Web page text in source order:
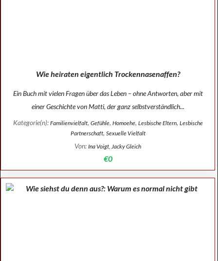
Wie heiraten eigentlich Trockennasenaffen?
Ein Buch mit vielen Fragen über das Leben – ohne Antworten, aber mit
einer Geschichte von Matti, der ganz selbstverständlich...
Kategorie(n): Familienvielfalt, Gefühle, Homoehe, Lesbische Eltern, Lesbische
Partnerschaft, Sexuelle Vielfalt
Von: Ina Voigt, Jacky Gleich
€0